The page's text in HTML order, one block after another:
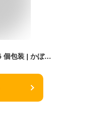
【送料無料】フルーツペクチンゼリー 500g×5 個包装 | かぼす 巨峰 パイン いちご ゼリー 詰め合わせ セット 国産 お菓子 フルーツ ペクチン 苺 パイナップル ぶどう おやつ お配り 文化祭 大容量 お徳用 得用 大量 フルーツゼリー プチギフト 洋菓子 デザート 駄菓子 グミ